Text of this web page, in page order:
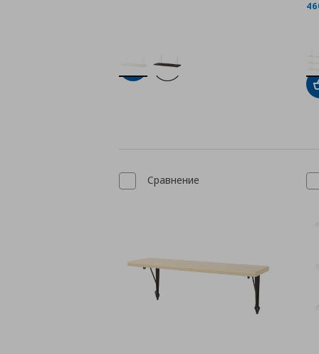
Добави в кошницата
Добави към списъка с любими
Сравнение